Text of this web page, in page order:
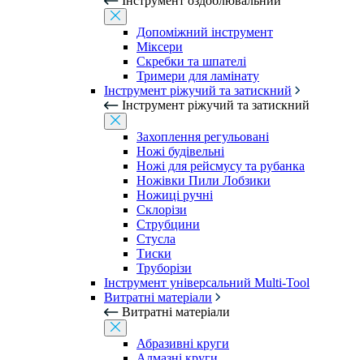
Допоміжний інструмент
Міксери
Скребки та шпателі
Тримери для ламінату
Інструмент ріжучий та затискний
Інструмент ріжучий та затискний
Захоплення регульовані
Ножі будівельні
Ножі для рейсмусу та рубанка
Ножівки Пили Лобзики
Ножиці ручні
Склорізи
Струбцини
Стусла
Тиски
Труборізи
Інструмент універсальний Multi-Tool
Витратні матеріали
Витратні матеріали
Абразивні круги